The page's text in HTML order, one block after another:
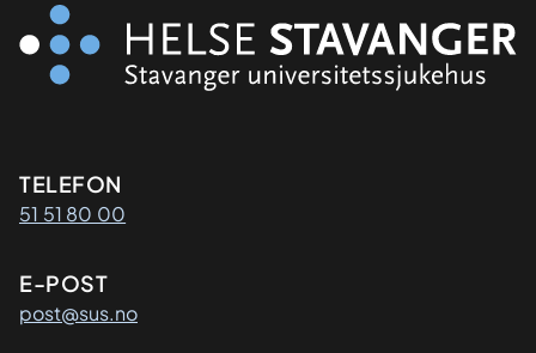
Kontaktinformasjon
TELEFON
51 51 80 00
E-POST
post@sus.no